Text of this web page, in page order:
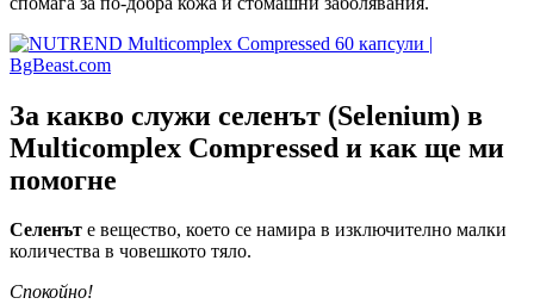
За какво служи селенът (Selenium) в
Multicomplex Compressed и как ще ми
помогне
Селенът е вещество, което се намира в изключително малки
количества в човешкото тяло.
Спокойно!